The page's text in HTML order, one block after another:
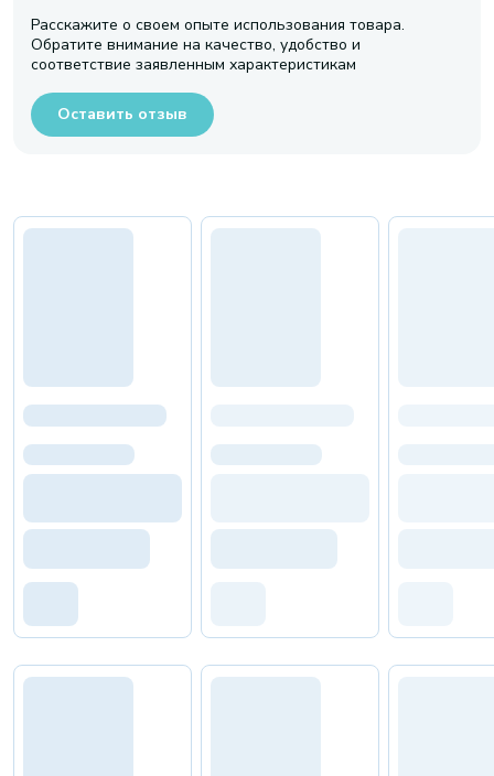
Расскажите о своем опыте использования товара.
Обратите внимание на качество, удобство и
соответствие заявленным характеристикам
Оставить отзыв